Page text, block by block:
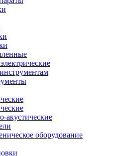
акустические
оборудование